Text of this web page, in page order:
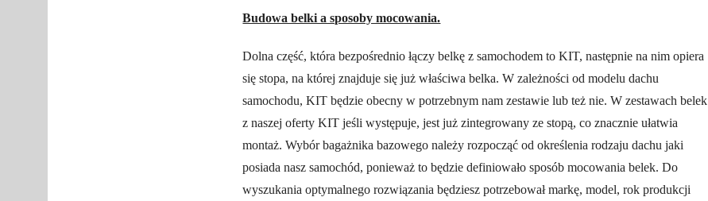
Budowa belki a sposoby mocowania.
Dolna część, która bezpośrednio łączy belkę z samochodem to KIT, następnie na nim opiera
się stopa, na której znajduje się już właściwa belka. W zależności od modelu dachu
samochodu, KIT będzie obecny w potrzebnym nam zestawie lub też nie. W zestawach belek
z naszej oferty KIT jeśli występuje, jest już zintegrowany ze stopą, co znacznie ułatwia
montaż. Wybór bagażnika bazowego należy rozpocząć od określenia rodzaju dachu jaki
posiada nasz samochód, ponieważ to będzie definiowało sposób mocowania belek. Do
wyszukania optymalnego rozwiązania będziesz potrzebował markę, model, rok produkcji